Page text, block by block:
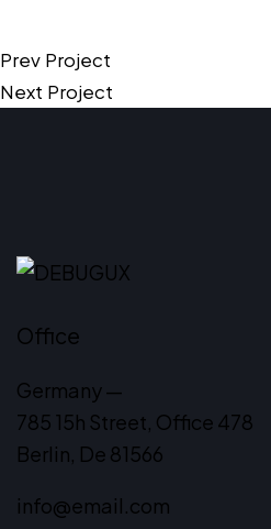
Prev Project
Next Project
Office
Germany —
785 15h Street, Office 478
Berlin, De 81566
info@email.com